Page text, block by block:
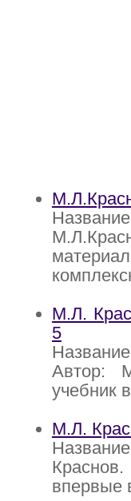
М.Л.
5
Автор:
учебник
М.Л.
впервые